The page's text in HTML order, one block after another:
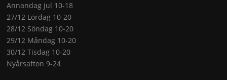
Annandag jul 10-18
27/12 Lördag 10-20
28/12 Söndag 10-20
29/12 Måndag 10-20
30/12 Tisdag 10-20
Nyårsafton 9-24